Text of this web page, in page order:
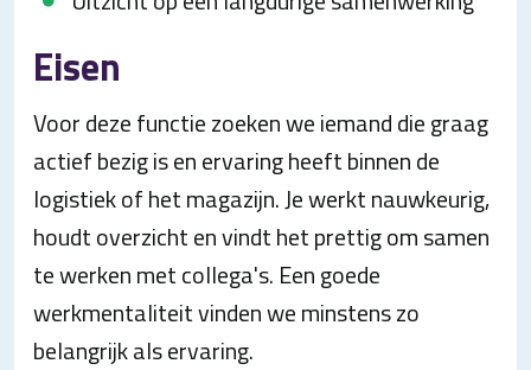
Eisen
Voor deze functie zoeken we iemand die graag
actief bezig is en ervaring heeft binnen de
logistiek of het magazijn. Je werkt nauwkeurig,
houdt overzicht en vindt het prettig om samen
te werken met collega's. Een goede
werkmentaliteit vinden we minstens zo
belangrijk als ervaring.